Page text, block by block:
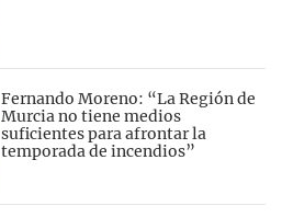
Fernando Moreno: “La Región de
Murcia no tiene medios
suficientes para afrontar la
temporada de incendios”